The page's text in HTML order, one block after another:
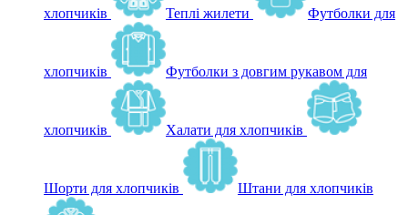
хлопчиків Теплі жилети Футболки для
хлопчиків Футболки з довгим рукавом для
хлопчиків Халати для хлопчиків
Шорти для хлопчиків Штани для хлопчиків